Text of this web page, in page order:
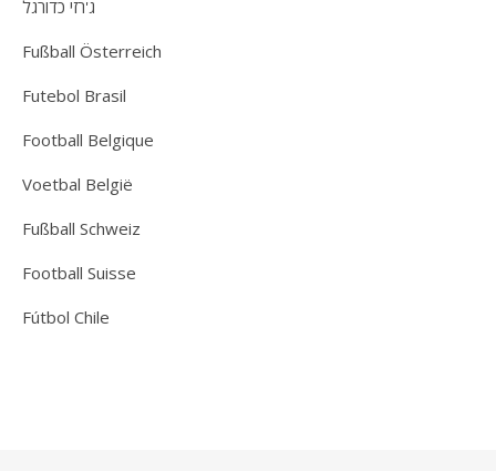
ג'רזי כדורגל
Fußball Österreich
Futebol Brasil
Football Belgique
Voetbal België
Fußball Schweiz
Football Suisse
Fútbol Chile